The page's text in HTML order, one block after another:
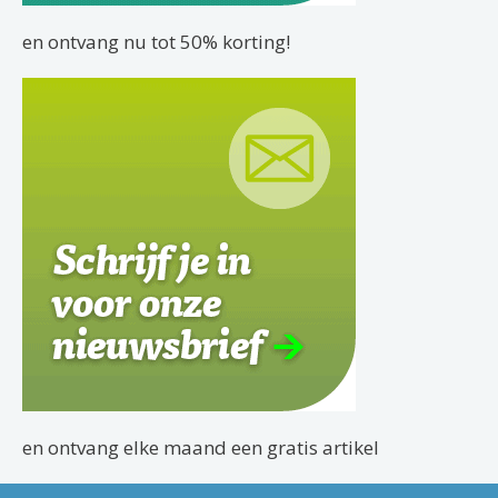
en ontvang nu tot 50% korting!
en ontvang elke maand een gratis artikel